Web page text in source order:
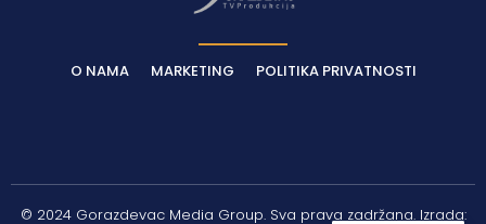
O NAMA MARKETING POLITIKA PRIVATNOSTI
© 2024 Gorazdevac Media Group. Sva prava zadržana. Izrada: